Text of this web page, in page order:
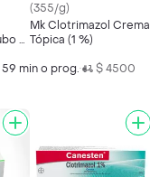
x
(355/g)
Mk Clotrimazol Crema
Tópica (1 %)
59 min o prog.• $ 4500